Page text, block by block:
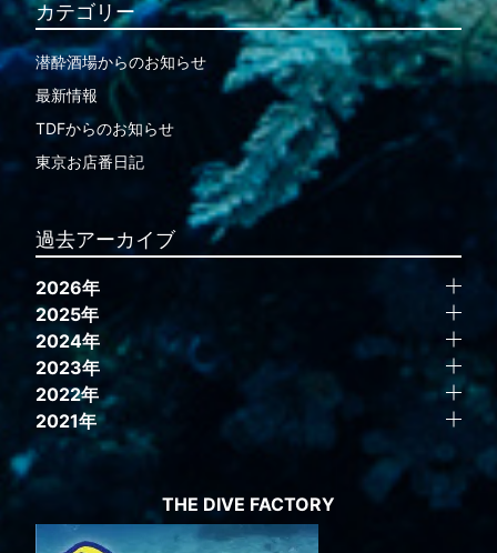
カテゴリー
潜酔酒場からのお知らせ
最新情報
TDFからのお知らせ
東京お店番日記
過去アーカイブ
2026年
2025年
2024年
2023年
2022年
2021年
THE DIVE FACTORY